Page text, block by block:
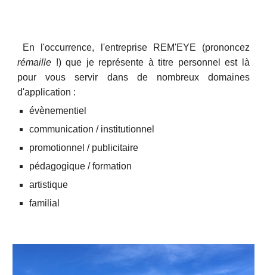
En l'occurrence, l'entreprise REM'EYE (prononcez
rémaille !) que je représente à titre personnel est là
pour vous servir dans de nombreux domaines
d'application :
évènementiel
communication / institutionnel
promotionnel / publicitaire
pédagogique / formation
artistique
familial